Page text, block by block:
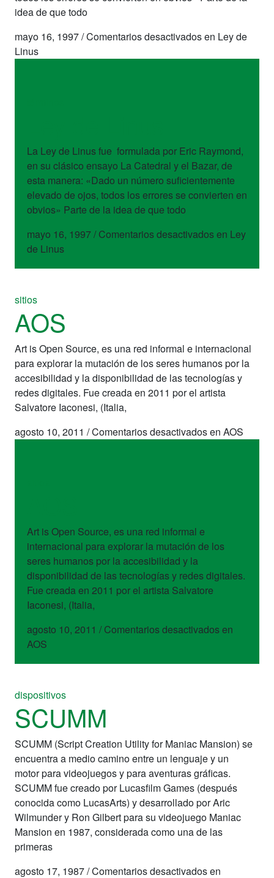
idea de que todo
mayo 16, 1997/Comentarios desactivadosen Ley de
Linus
La Ley de Linus fue formulada por Eric Raymond,
en su clásico ensayo La Catedral y el Bazar, de
esta manera: «Dado un número suficientemente
elevado de ojos, todos los errores se convierten en
obvios» Parte de la idea de que todo
mayo 16, 1997/ Comentarios desactivadosen Ley
de Linus
sitios
AOS
Art is Open Source, es una red informal e internacional
para explorar la mutación de los seres humanos por la
accesibilidad y la disponibilidad de las tecnologías y
redes digitales. Fue creada en 2011 por el artista
Salvatore Iaconesi, (Italia,
agosto 10, 2011 /Comentarios desactivadosen AOS
Art is Open Source, es una red informal e
internacional para explorar la mutación de los
seres humanos por la accesibilidad y la
disponibilidad de las tecnologías y redes digitales.
Fue creada en 2011 por el artista Salvatore
Iaconesi, (Italia,
agosto 10, 2011 / Comentarios desactivadosen
AOS
dispositivos
SCUMM
SCUMM (Script Creation Utility for Maniac Mansion) se
encuentra a medio camino entre un lenguaje y un
motor para videojuegos y para aventuras gráficas.
SCUMM fue creado por Lucasfilm Games (después
conocida como LucasArts) y desarrollado por Aric
Wilmunder y Ron Gilbert para su videojuego Maniac
Mansion en 1987, considerada como una de las
primeras
agosto 17, 1987/Comentarios desactivadosen